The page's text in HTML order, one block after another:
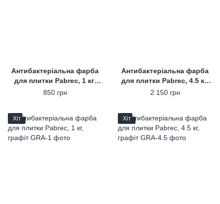
Антибактеріальна фарба
для плитки Pabrec, 1 кг,
світло сірий
850 грн
Антибактеріальна фарба
для плитки Pabrec, 4.5 кг,
світло сірий
2 150 грн
Хіт Хіт